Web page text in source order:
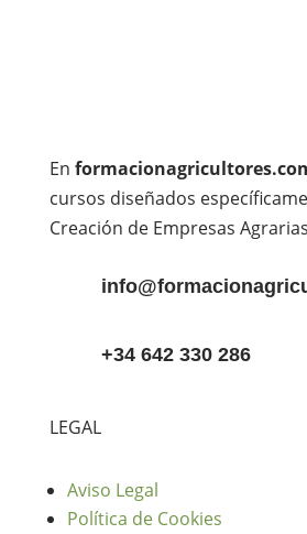
En
cursos diseñados
Creación de Empresas
+34 642 330 286
LEGAL
Aviso Legal
Política de Cookies